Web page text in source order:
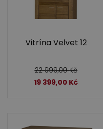
Vitrína Velvet 12
22 999,00Kč
19 399,00 Kč